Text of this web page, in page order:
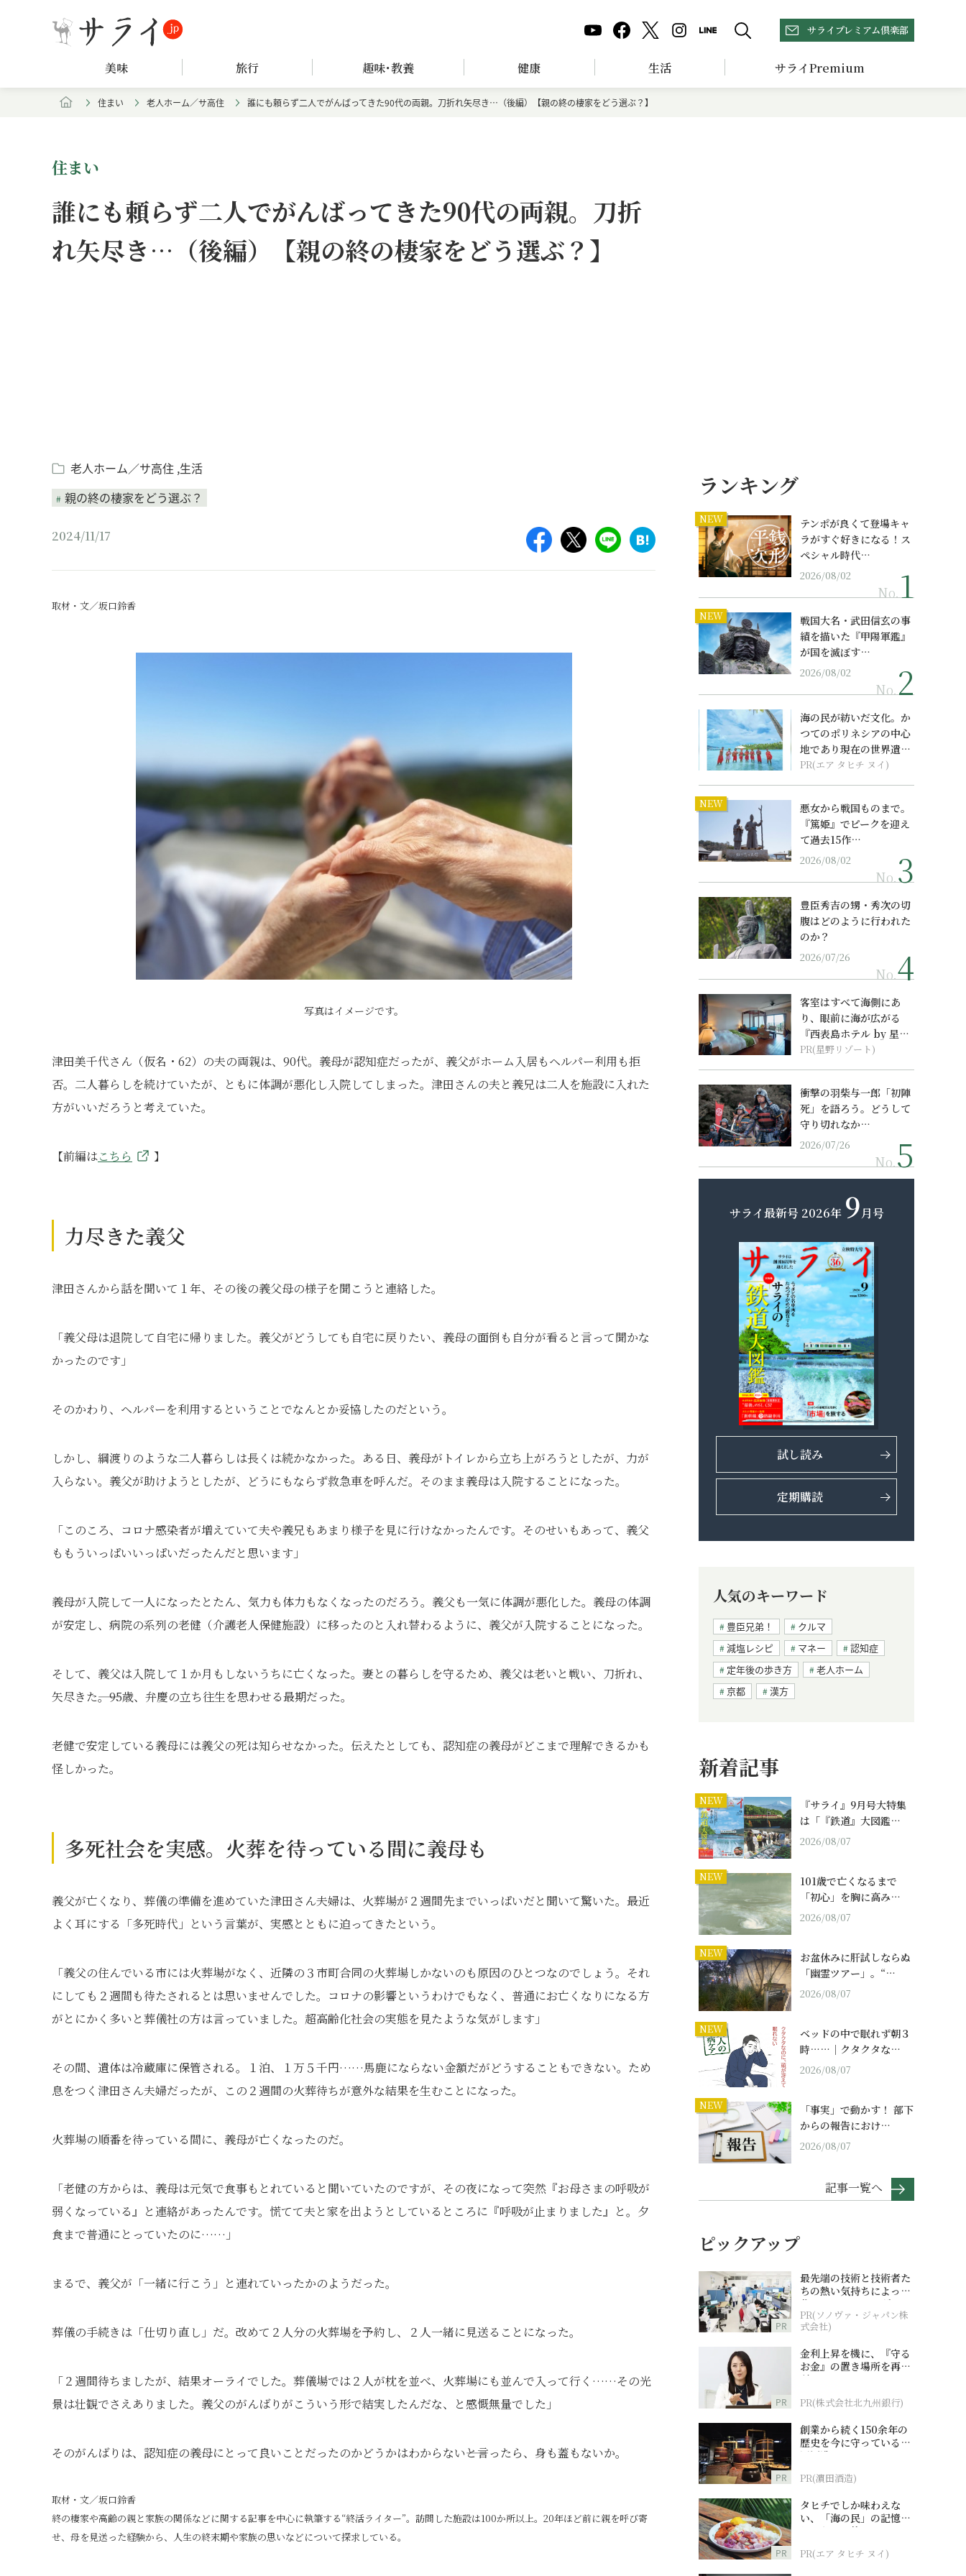
サライプレミアム倶楽部
美味 旅行 趣味･教養 健康 生活 サライPremium
住まい 老人ホーム／サ高住 誰にも頼らず二人でがんばってきた90代の両親。刀折れ矢尽き…（後編）【親の終の棲家をどう選ぶ？】
住まい
誰にも頼らず二人でがんばってきた90代の両親。刀折
れ矢尽き…（後編）【親の終の棲家をどう選ぶ？】
老人ホーム／サ高住 生活
親の終の棲家をどう選ぶ？
2024/11/17
取材・文／坂口鈴香
写真はイメージです。
津田美千代さん（仮名・62）の夫の両親は、90代。義母が認知症だったが、義父がホーム入居もヘルパー利用も拒
否。二人暮らしを続けていたが、ともに体調が悪化し入院してしまった。津田さんの夫と義兄は二人を施設に入れた
方がいいだろうと考えていた。
【前編はこちら 】
力尽きた義父
津田さんから話を聞いて１年、その後の義父母の様子を聞こうと連絡した。
「義父母は退院して自宅に帰りました。義父がどうしても自宅に戻りたい、義母の面倒も自分が看ると言って聞かな
かったのです」
そのかわり、ヘルパーを利用するということでなんとか妥協したのだという。
しかし、綱渡りのような二人暮らしは長くは続かなかった。ある日、義母がトイレから立ち上がろうとしたが、力が
入らない。義父が助けようとしたが、どうにもならず救急車を呼んだ。そのまま義母は入院することになった。
「このころ、コロナ感染者が増えていて夫や義兄もあまり様子を見に行けなかったんです。そのせいもあって、義父
ももういっぱいいっぱいだったんだと思います」
義母が入院して一人になったとたん、気力も体力もなくなったのだろう。義父も一気に体調が悪化した。義母の体調
が安定し、病院の系列の老健（介護老人保健施設）に移ったのと入れ替わるように、義父が入院することになった。
そして、義父は入院して１か月もしないうちに亡くなった。妻との暮らしを守るため、義父は老いと戦い、刀折れ、
矢尽きた――。95歳、弁慶の立ち往生を思わせる最期だった。
老健で安定している義母には義父の死は知らせなかった。伝えたとしても、認知症の義母がどこまで理解できるかも
怪しかった。
多死社会を実感。火葬を待っている間に義母も
義父が亡くなり、葬儀の準備を進めていた津田さん夫婦は、火葬場が２週間先までいっぱいだと聞いて驚いた。最近
よく耳にする「多死時代」という言葉が、実感とともに迫ってきたという。
「義父の住んでいる市には火葬場がなく、近隣の３市町合同の火葬場しかないのも原因のひとつなのでしょう。それ
にしても２週間も待たされるとは思いませんでした。コロナの影響というわけでもなく、普通にお亡くなりになる方
がとにかく多いと葬儀社の方は言っていました。超高齢化社会の実態を見たような気がします」
その間、遺体は冷蔵庫に保管される。１泊、１万５千円……馬鹿にならない金額だがどうすることもできない。ため
息をつく津田さん夫婦だったが、この２週間の火葬待ちが意外な結果を生むことになった。
火葬場の順番を待っている間に、義母が亡くなったのだ。
「老健の方からは、義母は元気で食事もとれていると聞いていたのですが、その夜になって突然『お母さまの呼吸が
弱くなっている』と連絡があったんです。慌てて夫と家を出ようとしているところに『呼吸が止まりました』と。夕
食まで普通にとっていたのに……」
まるで、義父が「一緒に行こう」と連れていったかのようだった。
葬儀の手続きは「仕切り直し」だ。改めて２人分の火葬場を予約し、２人一緒に見送ることになった。
「２週間待ちましたが、結果オーライでした。葬儀場では２人が枕を並べ、火葬場にも並んで入って行く……その光
景は壮観でさえありました。義父のがんばりがこういう形で結実したんだな、と感慨無量でした」
そのがんばりは、認知症の義母にとって良いことだったのかどうかはわからない――と言ったら、身も蓋もないか。
取材・文／坂口鈴香
終の棲家や高齢の親と家族の関係などに関する記事を中心に執筆する“終活ライター”。訪問した施設は100か所以上。20年ほど前に親を呼び寄
せ、母を見送った経験から、人生の終末期や家族の思いなどについて探求している。
ランキング
NEW
テンポが良くて登場キャ
ラがすぐ好きになる！ス
ペシャル時代…
2026/08/02
No.
NEW
戦国大名・武田信玄の事
績を描いた『甲陽軍鑑』
が国を滅ぼす…
2026/08/02
No.
海の民が紡いだ文化。か
つてのポリネシアの中心
地であり現在の世界遺産
からみえてくる...
PR(エア タヒチ ヌイ)
NEW
悪女から戦国ものまで。
『篤姫』でピークを迎え
て過去15作…
2026/08/02
No.
豊臣秀吉の甥・秀次の切
腹はどのように行われた
のか？
2026/07/26
No.
客室はすべて海側にあ
り、眼前に海が広がる
『西表島ホテル by 星野
リゾート』
PR(星野リゾート)
衝撃の羽柴与一郎「初陣
死」を語ろう。どうして
守り切れなか…
2026/07/26
No.
サライ最新号 2026年 9月号
試し読み
定期購読
人気のキーワード
豊臣兄弟！
クルマ
減塩レシピ
マネー
認知症
定年後の歩き方
老人ホーム
京都
漢方
新着記事
NEW
『サライ』9月号大特集
は「『鉄道』大図鑑…
2026/08/07
NEW
101歳で亡くなるまで
「初心」を胸に高み…
2026/08/07
NEW
お盆休みに肝試しならぬ
「幽霊ツアー」。“…
2026/08/07
NEW
ベッドの中で眠れず朝３
時……｜クタクタな…
2026/08/07
NEW
「事実」で動かす！ 部下
からの報告におけ…
2026/08/07
記事一覧へ
ピックアップ
PR
最先端の技術と技術者た
ちの熱い気持ちによって
作られているオーダーメ
イド補聴器
PR(ソノヴァ・ジャパン株
式会社)
PR
金利上昇を機に、『守る
お金』の置き場所を再検
討
PR(株式会社北九州銀行)
PR
創業から続く150余年の
歴史を今に守っている濵
田酒造
PR(濵田酒造)
PR
タヒチでしか味わえな
い、「海の民」の記憶へ
とつながる旅
PR(エア タヒチ ヌイ)